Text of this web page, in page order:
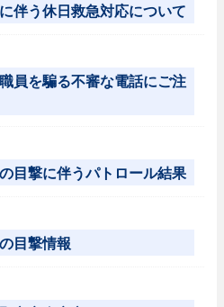
伴う休日救急対応について
員を騙る不審な電話にご注
目撃に伴うパトロール結果
目撃情報